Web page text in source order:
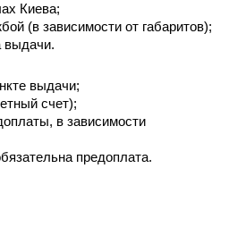
Киева;
(в зависимости от габаритов);
выдачи.
выдачи;
счет);
в зависимости
предоплата.